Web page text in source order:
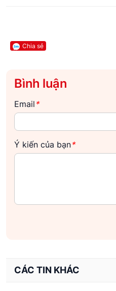
Chia sẻ
Bình luận
Email *
Ý kiến của bạn*
CÁC TIN KHÁC